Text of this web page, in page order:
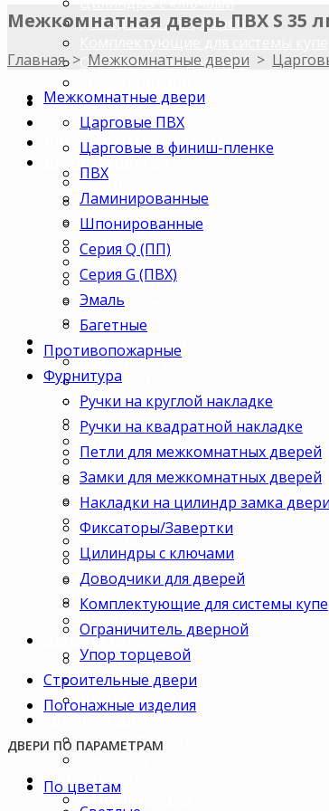
Доводчики для дверей
Ограничитель дверной
Погонажные изделия
Строительные двери
ДВЕРИ ПО ПАРАМЕТРАМ
Двери по цветам
Светлые
Темные
Бежевые
Венге
Орех
Беленый дуб
Коричневые
Серые
Двери по назначению
В ванную/туалет
Для кухни
В комнату
В кабинет
В детскую
В спальню
В гостиную
В зал
В гардеробную
В коридор
В кладовку
В офис
В коттедж
Для дачи
Ценовая категория
Двери премиум
Двери стандарт
Двери эконом
Только полотно
По размерам
Размер 1,9×0,55
Межкомнатная дверь ПВХ S 35
Главная> Межкомнатные двери >
Межкомнатные двери
Царговые ПВХ
Царговые в финиш-пленке
ПВХ
Ламинированные
Шпонированные
Серия Q (ПП)
Серия G (ПВХ)
Эмаль
Багетные
Противопожарные
Фурнитура
Ручки на круглой накладке
Ручки на квадратной накладке
Петли для межкомнатных дверей
Замки для межкомнатных дверей
Накладки на цилиндр замка двери
Фиксаторы/Завертки
Цилиндры с ключами
Доводчики для дверей
Комплектующие для системы купе
Ограничитель дверной
Упор торцевой
Строительные двери
Погонажные изделия
ДВЕРИ ПО ПАРАМЕТРАМ
По цветам